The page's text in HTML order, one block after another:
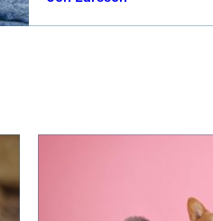
vi att ge en översikt över